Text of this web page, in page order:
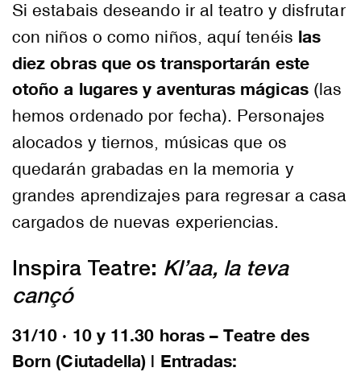
Si estabais deseando ir al teatro y disfrutar
con niños o como niños, aquí tenéis las
diez obras que os transportarán este
otoño a lugares y aventuras mágicas(las
hemos ordenado por fecha). Personajes
alocados y tiernos, músicas que os
quedarán grabadas en la memoria y
grandes aprendizajes para regresar a casa
cargados de nuevas experiencias.
Inspira Teatre: Kl’aa, la teva
cançó
31/10 · 10 y 11.30 horas – Teatre des
Born (Ciutadella) | Entradas: